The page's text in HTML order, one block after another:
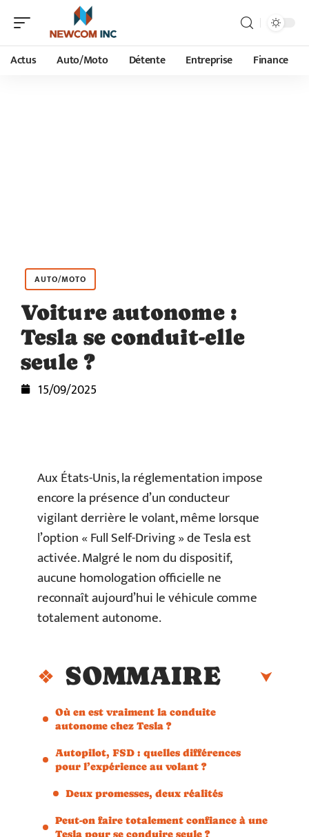
Actus Auto/Moto Détente Entreprise Finance
AUTO/MOTO
Voiture autonome :
Tesla se conduit-elle
seule ?
15/09/2025
Aux États-Unis, la réglementation impose
encore la présence d’un conducteur
vigilant derrière le volant, même lorsque
l’option « Full Self-Driving » de Tesla est
activée. Malgré le nom du dispositif,
aucune homologation officielle ne
reconnaît aujourd’hui le véhicule comme
totalement autonome.
SOMMAIRE
Où en est vraiment la conduite
autonome chez Tesla ?
Autopilot, FSD : quelles différences
pour l’expérience au volant ?
Deux promesses, deux réalités
Peut-on faire totalement confiance à une
Tesla pour se conduire seule ?